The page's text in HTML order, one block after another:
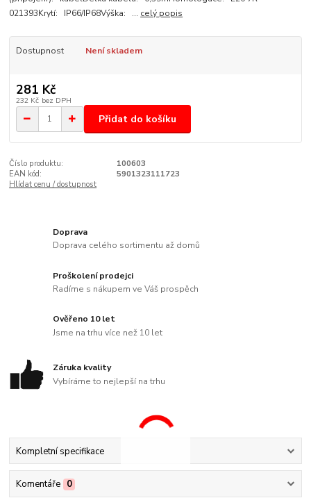
021393Krytí: IP66/IP68Výška: ... celý popis
Dostupnost Není skladem
281 Kč
232 Kč bez DPH
Přidat do košíku
Číslo produktu:
100603
EAN kód:
5901323111723
Hlídat cenu / dostupnost
Doprava
Doprava celého sortimentu až domů
Proškolení prodejci
Radíme s nákupem ve Váš prospěch
Ověřeno 10 let
Jsme na trhu více než 10 let
Záruka kvality
Vybíráme to nejlepší na trhu
Kompletní specifikace
Komentáře 0